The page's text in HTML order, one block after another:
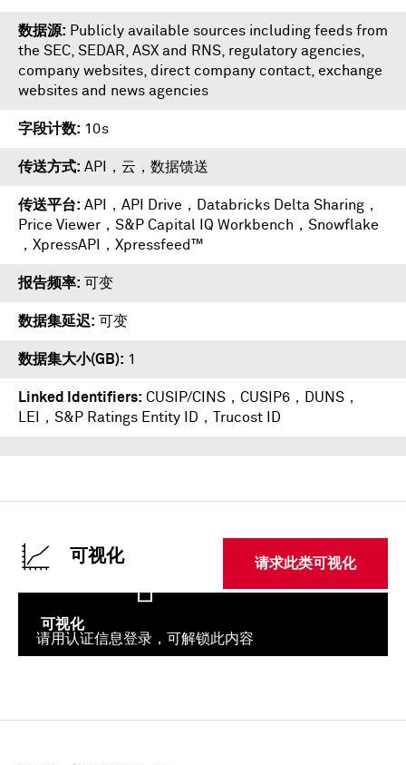
数据源
Publicly available sources including feeds from
the SEC, SEDAR, ASX and RNS, regulatory agencies,
company websites, direct company contact, exchange
websites and news agencies
字段计数 10s
传送方式 API，云，数据馈送
传送平台 API ， API Drive ， Databricks Delta Sharing ，
Price Viewer ， S&P Capital IQ Workbench ， Snowflake
， XpressAPI ， Xpressfeed™
报告频率 可变
数据集延迟 可变
数据集大小(GB) 1
Linked Identifiers CUSIP/CINS，CUSIP6，DUNS，
LEI，S&P Ratings Entity ID，Trucost ID
请求此类可视化
可视化
可视化
请用认证信息登录，可解锁此内容